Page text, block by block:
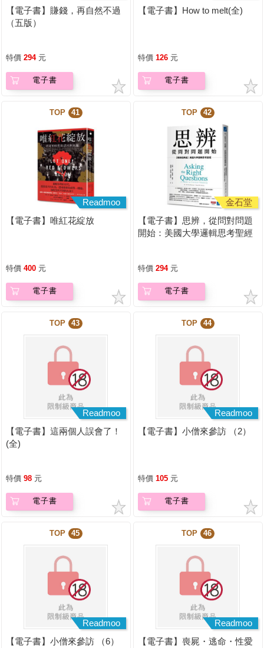
【電子書】賺錢，再自然不過
（五版）
特價 294 元
電子書
【電子書】How to melt(全)
特價 126 元
電子書
TOP 41
Readmoo
【電子書】唯紅花綻放
特價 400 元
電子書
TOP 42
金石堂
【電子書】思辨，從問對問題
開始：美國大學邏輯思考聖經
特價 294 元
電子書
TOP 43
Readmoo
【電子書】這兩個人誤會了！
(全)
特價 98 元
電子書
TOP 44
Readmoo
【電子書】小僧來參訪 （2）
特價 105 元
電子書
TOP 45
Readmoo
【電子書】小僧來參訪 （6）
TOP 46
Readmoo
【電子書】喪屍・逃命・性愛